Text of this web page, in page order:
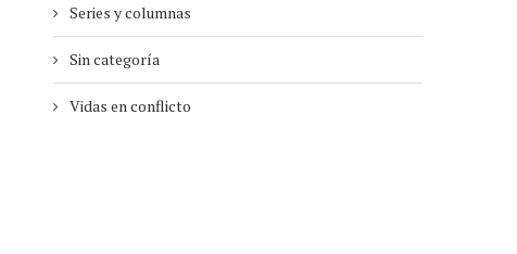
Series y columnas
Sin categoría
Vidas en conflicto